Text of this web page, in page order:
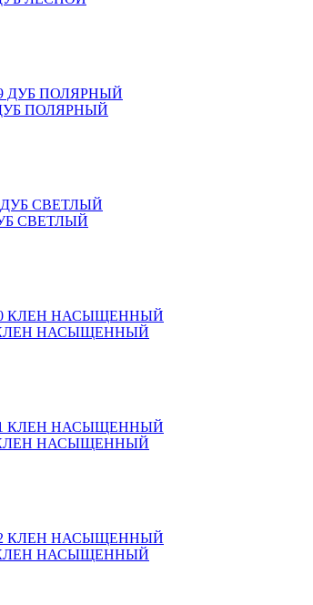
ДУБ ПОЛЯРНЫЙ
СВЕТЛЫЙ
КЛЕН НАСЫЩЕННЫЙ
КЛЕН НАСЫЩЕННЫЙ
КЛЕН НАСЫЩЕННЫЙ